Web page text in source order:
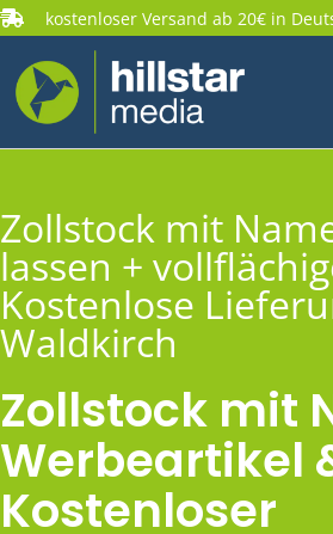
kostenloser Versand ab 20€ in
Zollstock mit
lassen +
Kostenlose
Waldkirch
Zollstock mit
Werbeartikel
Kostenloser